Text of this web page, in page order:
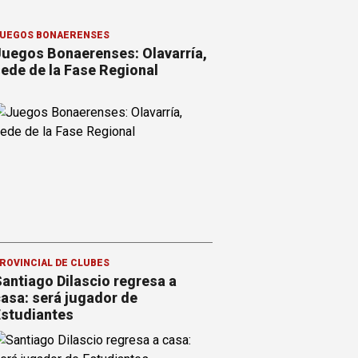
BONAERENSES
Bonaerenses: Olavarría,
de la Fase Regional
DE CLUBES
Dilascio regresa a
será jugador de